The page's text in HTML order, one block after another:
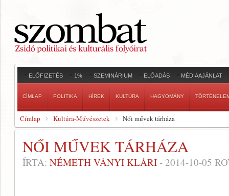
ELŐFIZETÉS 1% SZEMINÁRIUM ELŐADÁS MÉDIAAJÁNLAT
CÍMLAP POLITIKA HÍREK KULTÚRA HAGYOMÁNY
Címlap Kultúra-Művészetek Női művek tárháza
NŐI MŰVEK TÁRHÁZA
ÍRTA: NÉMETH VÁNYI KLÁRI - 2014-10-05